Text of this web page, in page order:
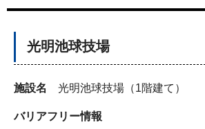
光明池球技場
施設名 光明池球技場（1階建て）
バリアフリー情報